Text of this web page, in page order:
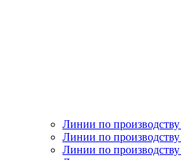
Линии по
Линии по производству
Линии по производству